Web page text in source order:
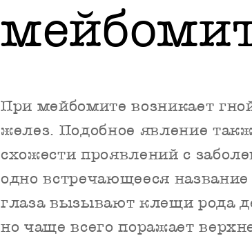
При мейбомите возникает
желез. Подобное явление
схожести проявлений с
одно встречающееся
глаза вызывают клещи рода
но чаще всего поражает